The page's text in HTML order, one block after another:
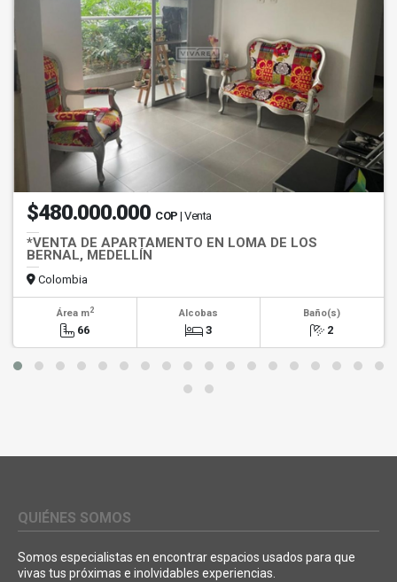
$480.000.000 COP | Venta
*VENTA DE APARTAMENTO EN LOMA DE LOS
BERNAL, MEDELLÍN
Colombia
Área m2
66
Alcobas
3
Baño(s)
2
QUIÉNES SOMOS
Somos especialistas en encontrar espacios usados para que
vivas tus próximas e inolvidables experiencias.